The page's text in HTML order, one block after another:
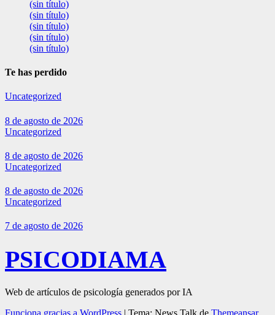
(sin título)
(sin título)
(sin título)
(sin título)
(sin título)
Te has perdido
Uncategorized
8 de agosto de 2026
Uncategorized
8 de agosto de 2026
Uncategorized
8 de agosto de 2026
Uncategorized
7 de agosto de 2026
PSICODIAMA
Web de artículos de psicología generados por IA